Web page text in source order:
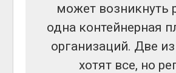
может возникнуть
одна контейнерная
организаций. Две
хотят все, но